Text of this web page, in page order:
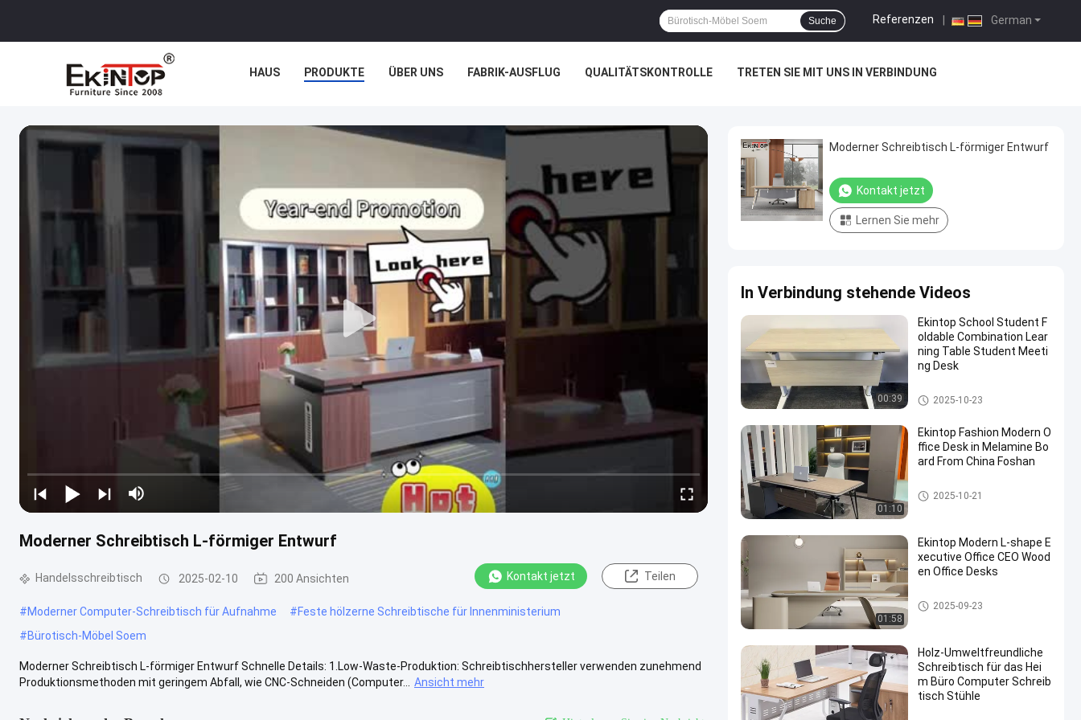
German
Referenzen
Suche
HAUS PRODUKTE ÜBER UNS FABRIK-AUSFLUG QUALITÄTSKONTROLLE TRETEN SIE MIT UNS IN VERBINDUNG
Moderner Schreibtisch L-förmiger Entwurf
Handelsschreibtisch 2025-02-10 200 Ansichten Kontakt jetzt Teilen
#Moderner Computer-Schreibtisch für Aufnahme #Feste hölzerne Schreibtische für Innenministerium
#Bürotisch-Möbel Soem
Moderner Schreibtisch L-förmiger Entwurf Schnelle Details: 1.Low-Waste-Produktion: Schreibtischhersteller verwenden zunehmend
Produktionsmethoden mit geringem Abfall, wie CNC-Schneiden (Computer...
Ansicht mehr
Moderner Schreibtisch L-förmiger Entwurf
Kontakt jetzt
Lernen Sie mehr
In Verbindung stehende Videos
00:39
Ekintop School Student F
oldable Combination Lear
ning Table Student Meeti
ng Desk
Handelsschreibtisch
2025-10-23
01:10
Ekintop Fashion Modern O
ffice Desk in Melamine Bo
ard From China Foshan
Handelsschreibtisch
2025-10-21
01:58
Ekintop Modern L-shape E
xecutive Office CEO Wood
en Office Desks
Handelsschreibtisch
2025-09-23
Holz-Umweltfreundliche
Schreibtisch für das Hei
m Büro Computer Schreib
tisch Stühle